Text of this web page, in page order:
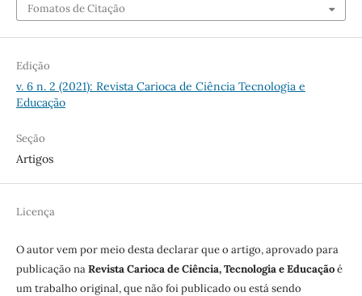
Fomatos de Citação
Edição
v. 6 n. 2 (2021): Revista Carioca de Ciência Tecnologia e
Educação
Seção
Artigos
Licença
O autor vem por meio desta declarar que o artigo, aprovado para
publicação naRevista Carioca de Ciência, Tecnologia e Educaçãoé
um trabalho original, que não foi publicado ou está sendo